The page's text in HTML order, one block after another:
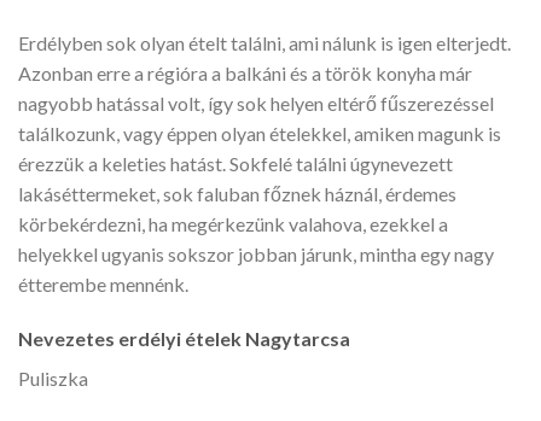
Erdélyben sok olyan ételt találni, ami nálunk is igen elterjedt.
Azonban erre a régióra a balkáni és a török konyha már
nagyobb hatással volt, így sok helyen eltérő fűszerezéssel
találkozunk, vagy éppen olyan ételekkel, amiken magunk is
érezzük a keleties hatást. Sokfelé találni úgynevezett
lakáséttermeket, sok faluban főznek háznál, érdemes
körbekérdezni, ha megérkezünk valahova, ezekkel a
helyekkel ugyanis sokszor jobban járunk, mintha egy nagy
étterembe mennénk.
Nevezetes erdélyi ételek Nagytarcsa
Puliszka